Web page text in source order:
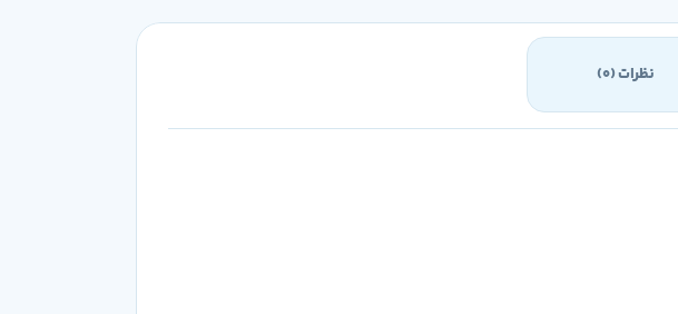
نظرات (0)